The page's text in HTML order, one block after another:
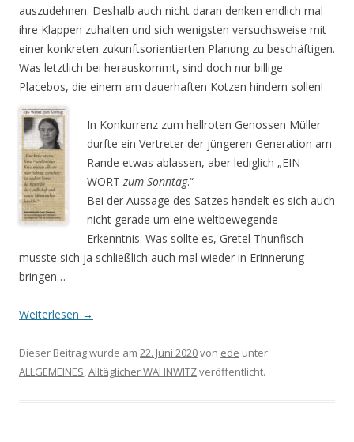
auszudehnen. Deshalb auch nicht daran denken endlich mal
ihre Klappen zuhalten und sich wenigsten versuchsweise mit
einer konkreten zukunftsorientierten Planung zu beschäftigen.
Was letztlich bei herauskommt, sind doch nur billige
Placebos, die einem am dauerhaften Kotzen hindern sollen!
In Konkurrenz zum hellroten Genossen Müller
durfte ein Vertreter der jüngeren Generation am
Rande etwas ablassen, aber lediglich „EIN
WORT zum Sonntag.“
Bei der Aussage des Satzes handelt es sich auch
nicht gerade um eine weltbewegende
Erkenntnis. Was sollte es, Gretel Thunfisch
musste sich ja schließlich auch mal wieder in Erinnerung
bringen…
Weiterlesen →
Dieser Beitrag wurde am 22. Juni 2020von ede unter
ALLGEMEINES,Alltäglicher WAHNWITZveröffentlicht.